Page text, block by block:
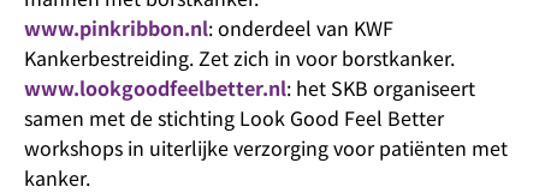
www.pinkribbon.nl: onderdeel van KWF
Kankerbestreiding. Zet zich in voor borstkanker.
www.lookgoodfeelbetter.nl: het SKB organiseert
samen met de stichting Look Good Feel Better
workshops in uiterlijke verzorging voor patiënten met
kanker.